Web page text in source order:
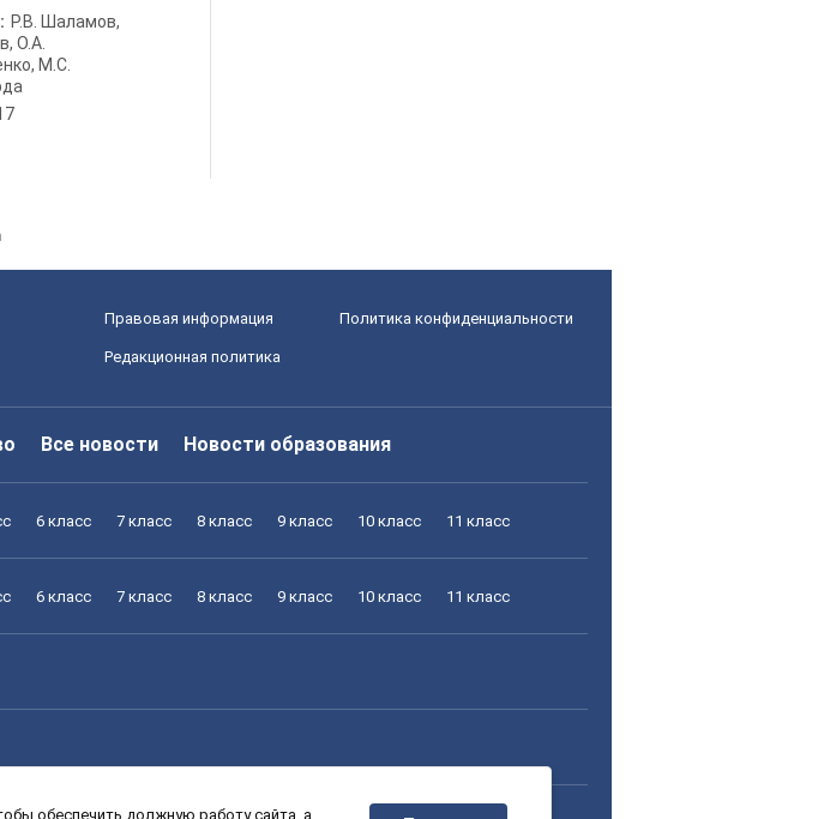
Р.В. Шаламов,
О.А.
М.С.
Правовая информация Политика конфиденциальности
Редакционная политика
Все новости Новости образования
6 класс 7 класс 8 класс 9 класс 10 класс 11 класс
6 класс 7 класс 8 класс 9 класс 10 класс 11 класс
обеспечить должную работу сайта, а